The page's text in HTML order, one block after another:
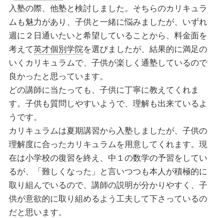
入塾の際、他塾と検討しました。そちらのカリキュラ
ムも魅力があり、子供と一緒に悩みましたが、いずれ
週に２日通いたいと希望していることから、料金面を
考えて英才個別学院を選びましたが、結果的に満足の
いくカリキュラムで、子供が楽しく通塾しているので
良かったと思っています。
どの講師に当たっても、子供に丁寧に教えてくれま
す。子供も質問しやすいようで、理解も出来ているよ
うです。
カリキュラムは夏期講習から入塾しましたが、子供の
理解度に合ったカリキュラムを用意してくれます。現
在は小学校の復習を終え、中１の数学の予習をしてい
るが、「難しくなった」と言いつつも本人が積極的に
取り組んでいるので、講師の説明が分かりやすく、子
供が意欲的に取り組めるよう工夫して下さっているの
だと思います。